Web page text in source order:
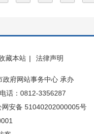
藏本站 | 法律声明
府网站事务中心 承办
话：0812-3356287
网安备 51040202000005号